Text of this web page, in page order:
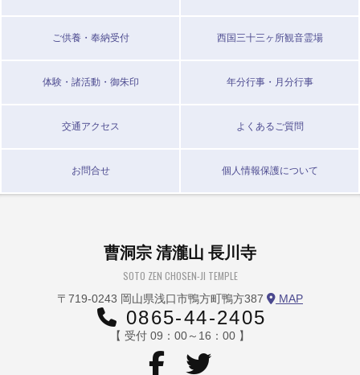
ご供養・奉納受付 西国三十三ヶ所観音霊場
体験・諸活動・御朱印 年分行事・月分行事
交通アクセス よくあるご質問
お問合せ 個人情報保護について
曹洞宗 清瀧山 長川寺
SOTO ZEN CHOSEN-JI TEMPLE
〒719-0243 岡山県浅口市鴨方町鴨方387 MAP
0865-44-2405
【 受付 09：00～16：00 】